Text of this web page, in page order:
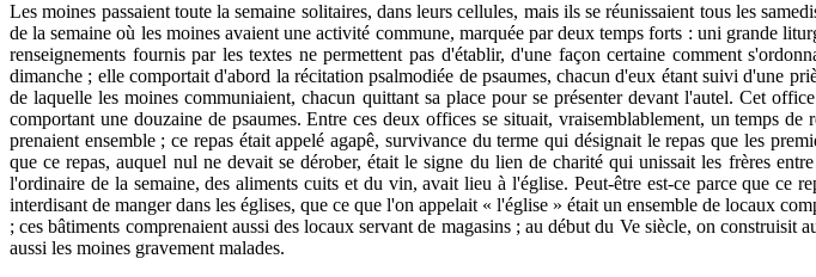
Les moines passaient toute la semaine solitaires, dans leurs cellules, mais ils se réunissaient tous les
de la semaine où les moines avaient une activité commune, marquée par deux temps forts : uni grande
renseignements fournis par les textes ne permettent pas d'établir, d'une façon certaine comment
dimanche ; elle comportait d'abord la récitation psalmodiée de psaumes, chacun d'eux étant suivi d'une
de laquelle les moines communiaient, chacun quittant sa place pour se présenter devant l'autel. Cet
comportant une douzaine de psaumes. Entre ces deux offices se situait, vraisemblablement, un temps
prenaient ensemble ; ce repas était appelé agapê, survivance du terme qui désignait le repas que les
que ce repas, auquel nul ne devait se dérober, était le signe du lien de charité qui unissait les frères
l'ordinaire de la semaine, des aliments cuits et du vin, avait lieu à l'église. Peut-être est-ce parce que
interdisant de manger dans les églises, que ce que l'on appelait « l'église » était un ensemble de locaux
; ces bâtiments comprenaient aussi des locaux servant de magasins ; au début du Ve siècle, on
aussi les moines gravement malades.